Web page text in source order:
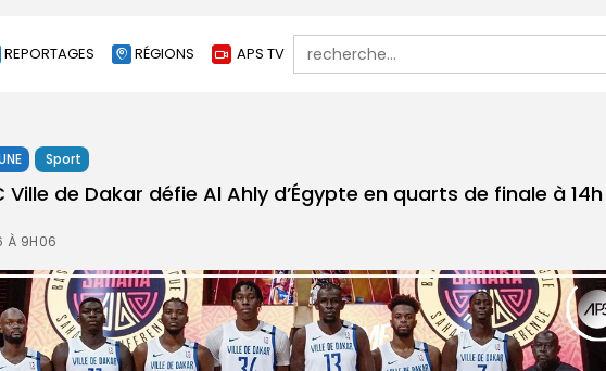
REPORTAGES RÉGIONS APS TV
Search
for:
Sport
Ville de Dakar défie Al Ahly d’Égypte en quarts de finale à 14h
À 9H06